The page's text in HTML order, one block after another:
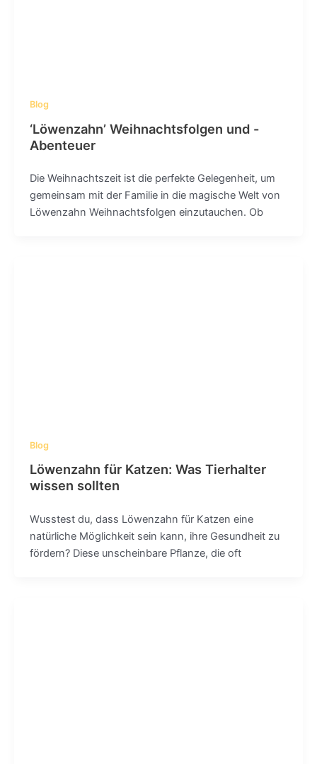
Blog
‘Löwenzahn’ Weihnachtsfolgen und -
Abenteuer
Die Weihnachtszeit ist die perfekte Gelegenheit, um
gemeinsam mit der Familie in die magische Welt von
Löwenzahn Weihnachtsfolgen einzutauchen. Ob
Blog
Löwenzahn für Katzen: Was Tierhalter
wissen sollten
Wusstest du, dass Löwenzahn für Katzen eine
natürliche Möglichkeit sein kann, ihre Gesundheit zu
fördern? Diese unscheinbare Pflanze, die oft